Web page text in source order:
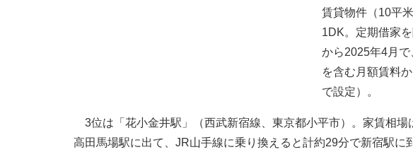
賃貸物件（10平
1DK。定期借家
から2025年4月
を含む月額賃料
で設定）。
3位は「花小金井駅」（西武新宿線、東京都小平市）。家賃相場
高田馬場駅に出て、JR山手線に乗り換えると計約29分で新宿駅に